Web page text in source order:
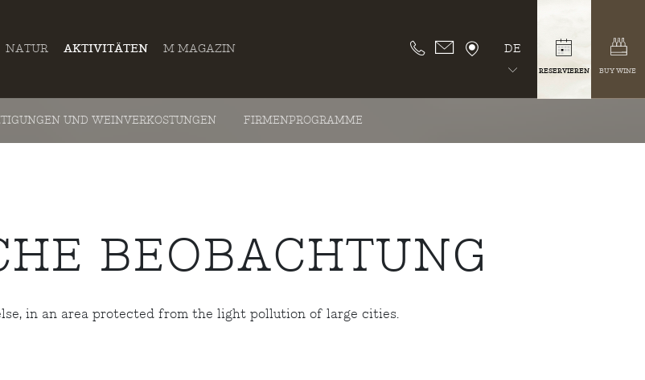
NATUR AKTIVITÄTEN
UND WEINVERKOSTUNGEN FIRMENPROGRAMME
M MAGAZIN DE
RESERVIEREN BUY WINE
BEOBACHTUNG
in an area protected from the light pollution of large cities.